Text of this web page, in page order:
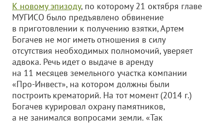
К новому эпизоду, по которому 21 октября главе
МУГИСО было предъявлено обвинение
в приготовлении к получению взятки, Артем
Богачев не мог иметь отношения в силу
отсутствия необходимых полномочий, уверяет
адвока. Речь идет о выдаче в аренду
на 11 месяцев земельного участка компании
«Про-Инвест», на котором должны были
построить крематорий. На тот момент (2014 г.)
Богачев курировал охрану памятников,
а не занимался вопросами земли. «Так